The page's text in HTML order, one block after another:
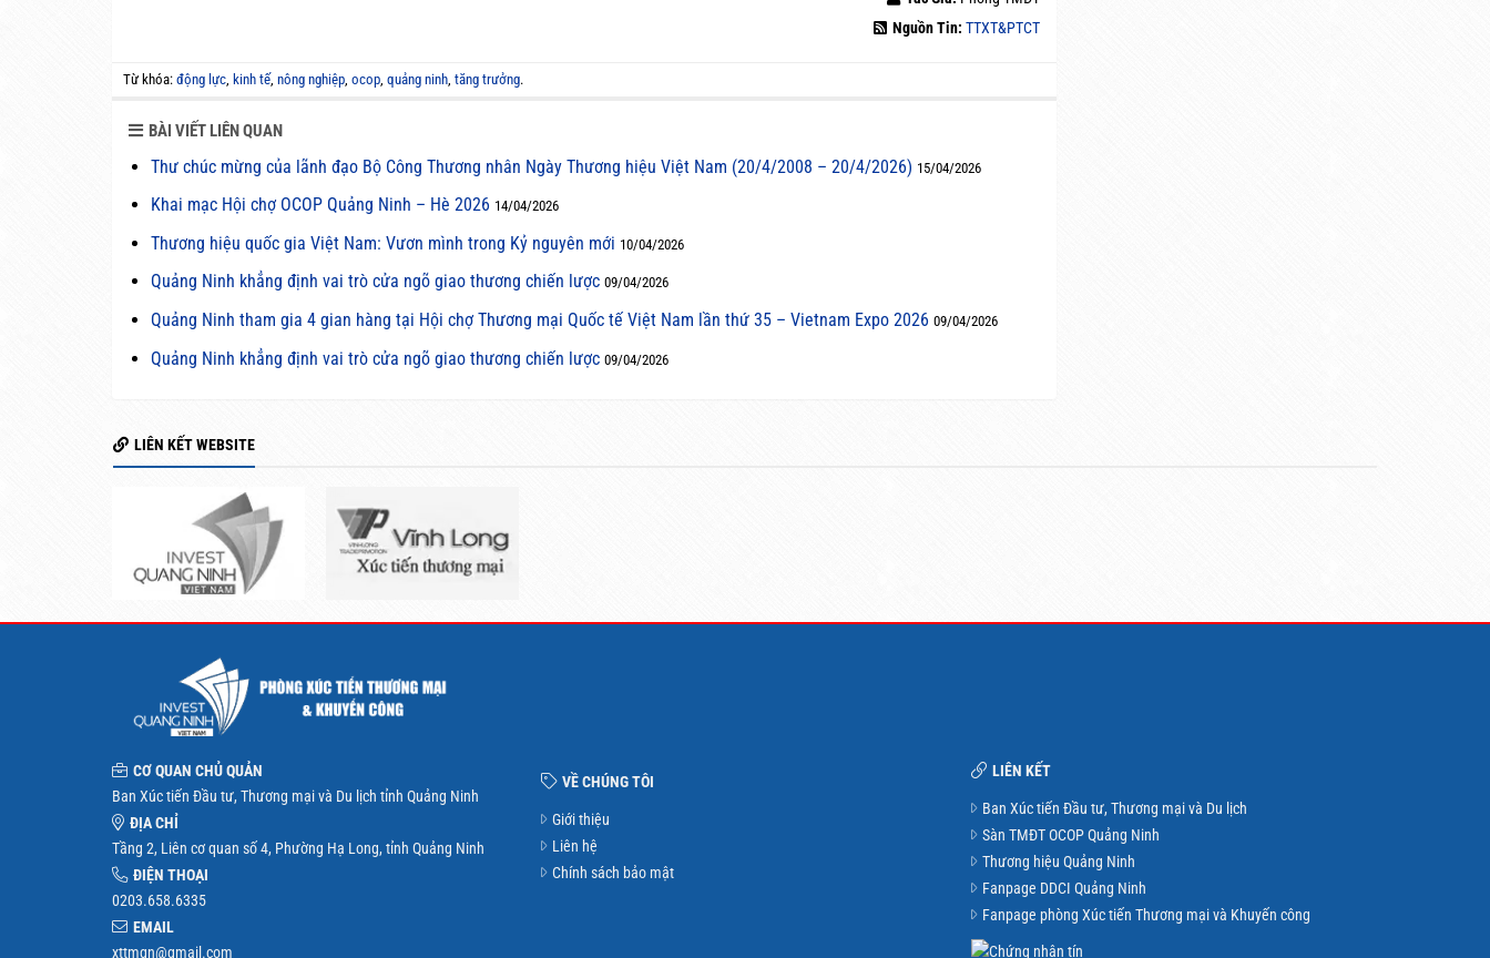
Nguồn Tin: TTXT&PTCT
Từ khóa: động lực, kinh tế, nông nghiệp, ocop, quảng ninh, tăng trưởng.
BÀI VIẾT LIÊN QUAN
Thư chúc mừng của lãnh đạo Bộ Công Thương nhân Ngày Thương hiệu Việt Nam (20/4/2008 – 20/4/2026) 15/04/2026
Khai mạc Hội chợ OCOP Quảng Ninh – Hè 2026 14/04/2026
Thương hiệu quốc gia Việt Nam: Vươn mình trong Kỷ nguyên mới 10/04/2026
Quảng Ninh khẳng định vai trò cửa ngõ giao thương chiến lược 09/04/2026
Quảng Ninh tham gia 4 gian hàng tại Hội chợ Thương mại Quốc tế Việt Nam lần thứ 35 – Vietnam Expo 2026 09/04/2026
Quảng Ninh khẳng định vai trò cửa ngõ giao thương chiến lược 09/04/2026
LIÊN KẾT WEBSITE
CƠ QUAN CHỦ QUẢN
Ban Xúc tiến Đầu tư, Thương mại và Du lịch tỉnh Quảng Ninh
ĐỊA CHỈ
Tầng 2, Liên cơ quan số 4, Phường Hạ Long, tỉnh Quảng Ninh
ĐIỆN THOẠI
0203.658.6335
EMAIL
xttmqn@gmail.com
VỀ CHÚNG TÔI
Giới thiệu
Liên hệ
Chính sách bảo mật
LIÊN KẾT
Ban Xúc tiến Đầu tư, Thương mại và Du lịch
Sàn TMĐT OCOP Quảng Ninh
Thương hiệu Quảng Ninh
Fanpage DDCI Quảng Ninh
Fanpage phòng Xúc tiến Thương mại và Khuyến công